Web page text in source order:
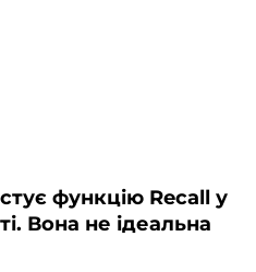
функцію Recall у
Вона не ідеальна